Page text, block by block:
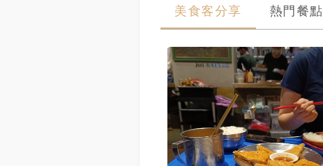
美食客分享 熱門餐點